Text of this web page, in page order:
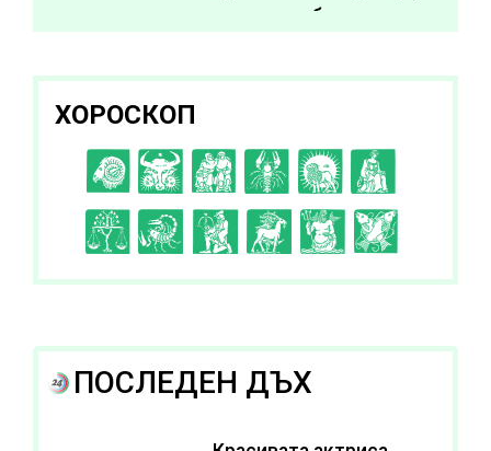
за да подобрите
ХОРОСКОП
C D EFGH
I J K L A B
ПОСЛЕДЕН ДЪХ